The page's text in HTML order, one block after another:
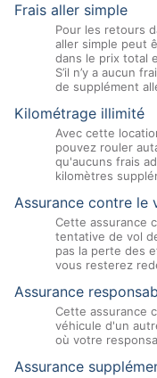
Frais aller simple
Pour les retours
aller simple peut
dans le prix total
S’il n’y a aucun
de supplément
Kilométrage illimité
Avec cette
pouvez rouler
qu'aucuns frais
kilomètres
Assurance contre le
Cette assurance
tentative de vol
pas la perte des
vous resterez
Assurance
Cette assurance
véhicule d'un
où votre
Assurance